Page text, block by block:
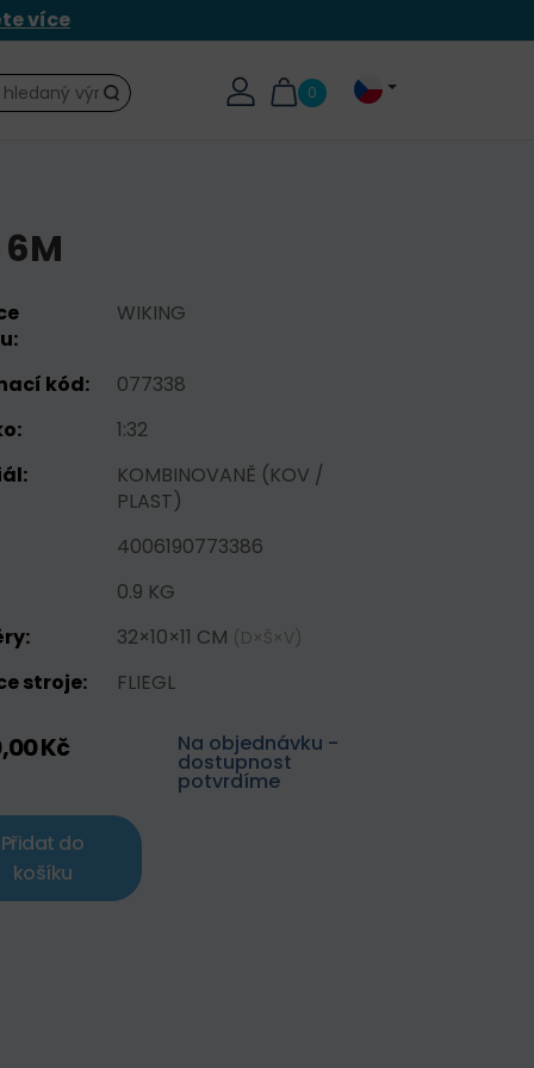
více
0
Hledat
6M
WIKING
kód:
077338
1:32
KOMBINOVANĚ (KOV /
PLAST)
4006190773386
0.9 KG
32×10×11 CM (D×Š×V)
stroje: FLIEGL
Kč Na objednávku -
dostupnost
potvrdíme
Přidat do
košíku